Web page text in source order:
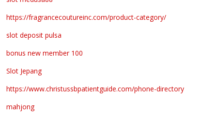
https://fragrancecoutureinc.com/product-category/
slot deposit pulsa
bonus new member 100
Slot Jepang
https://www.christussbpatientguide.com/phone-directory
mahjong